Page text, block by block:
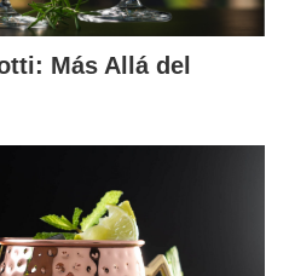
Más Allá del